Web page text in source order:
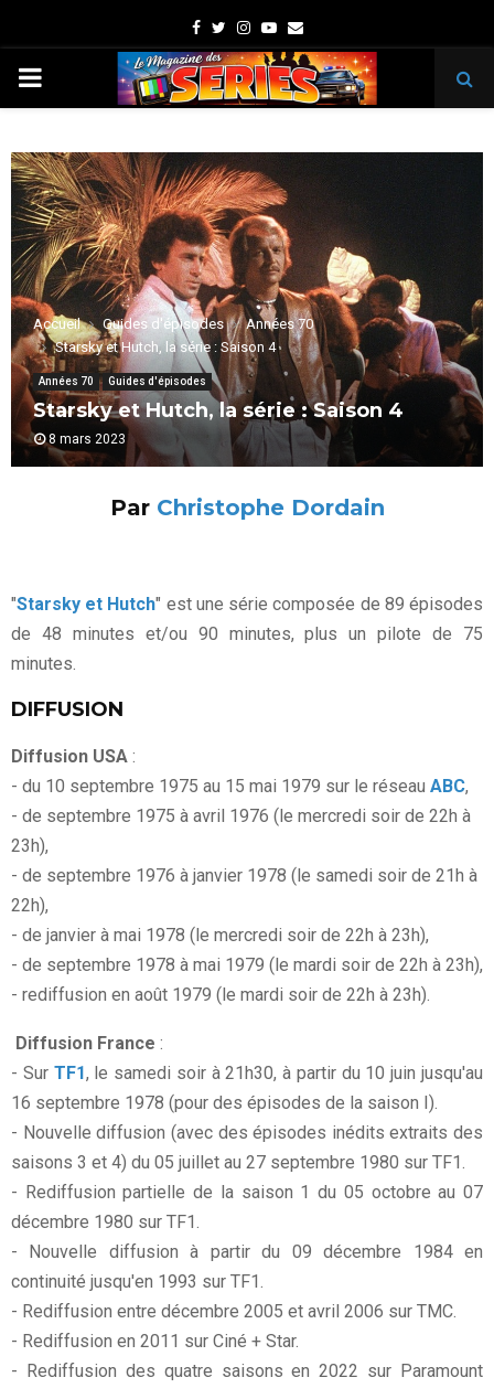
Facebook
TwitterInstagram
Youtube
Email
PRIMARY
Accueil Guides d'épisodes
Années 70
Starsky et Hutch, la série : Saison 4
Années 70 Guides d'épisodes
Starsky et Hutch, la série : Saison 4
8 mars 2023
Par Christophe Dordain
"Starsky et Hutch" est une série composée de 89 épisodes
de 48 minutes et/ou 90 minutes, plus un pilote de 75
minutes.
DIFFUSION
Diffusion USA :
- du 10 septembre 1975 au 15 mai 1979 sur le réseau ABC,
- de septembre 1975 à avril 1976 (le mercredi soir de 22h à
23h),
- de septembre 1976 à janvier 1978 (le samedi soir de 21h à
22h),
- de janvier à mai 1978 (le mercredi soir de 22h à 23h),
- de septembre 1978 à mai 1979 (le mardi soir de 22h à 23h),
- rediffusion en août 1979 (le mardi soir de 22h à 23h).
Diffusion France :
- Sur TF1, le samedi soir à 21h30, à partir du 10 juin jusqu'au
16 septembre 1978 (pour des épisodes de la saison I).
- Nouvelle diffusion (avec des épisodes inédits extraits des
saisons 3 et 4) du 05 juillet au 27 septembre 1980 sur TF1.
- Rediffusion partielle de la saison 1 du 05 octobre au 07
décembre 1980 sur TF1.
- Nouvelle diffusion à partir du 09 décembre 1984 en
continuité jusqu'en 1993 sur TF1.
- Rediffusion entre décembre 2005 et avril 2006 sur TMC.
- Rediffusion en 2011 sur Ciné + Star.
- Rediffusion des quatre saisons en 2022 sur Paramount